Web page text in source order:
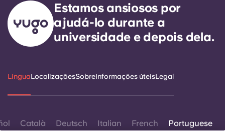
Estamos ansiosos por
ajudá-lo durante a
universidade e depois dela.
LínguaLocalizaçõesSobreInformações úteisLegal
Català Deutsch Italian French Portuguese